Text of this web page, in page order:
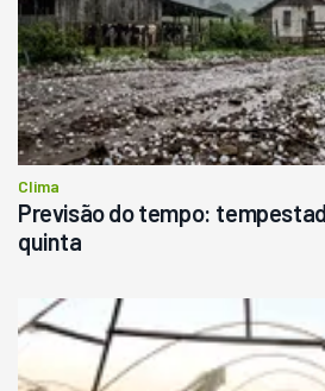
Clima
Previsão do tempo:
quinta